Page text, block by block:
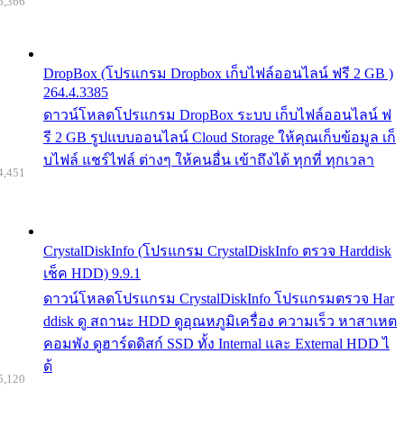
DropBox (โปรแกรม Dropbox เก็บไฟล์ออนไลน์ ฟรี 2 GB )
264.4.3385
ดาวน์โหลดโปรแกรม DropBox ระบบ เก็บไฟล์ออนไลน์ ฟ
รี 2 GB รูปแบบออนไลน์ Cloud Storage ให้คุณเก็บข้อมูล เก็
บไฟล์ แชร์ไฟล์ ต่างๆ ให้คนอื่น เข้าถึงได้ ทุกที่ ทุกเวลา
CrystalDiskInfo (โปรแกรม CrystalDiskInfo ตรวจ Harddisk
เช็ค HDD) 9.9.1
ดาวน์โหลดโปรแกรม CrystalDiskInfo โปรแกรมตรวจ Har
ddisk ดู สถานะ HDD ดูอุณหภูมิเครื่อง ความเร็ว หาสาเหต
คอมพัง ดูฮาร์ดดิสก์ SSD ทั้ง Internal และ External HDD ไ
ด้